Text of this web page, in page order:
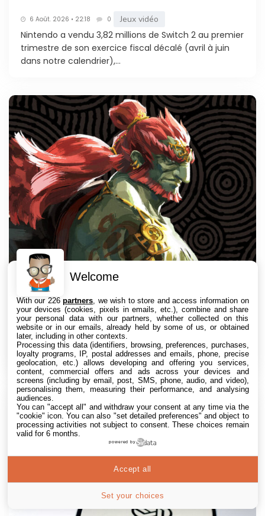
6 Août. 2026 • 22:18 0 Jeux vidéo
Nintendo a vendu 3,82 millions de Switch 2 au premier
trimestre de son exercice fiscal décalé (avril à juin
dans notre calendrier),...
Le film Zelda a trouvé son acteur pour
incarner Ganondorf
6 Août. 2026 • 20:38 1 Geekeries
L’acteur australien Uli Latukefu, révélé par la série
Young Rock, a été choisi pour incarner Ganondorf, le...
Welcome
With our 226partners , we wish to store and access information on
your devices (cookies, pixels in emails, etc.), combine and share
your personal data with our partners, whether collected on this
website or in our emails, already held by some of us, or obtained
later, including in other contexts.
Processing this data (identifiers, browsing, preferences, purchases,
loyalty programs, IP, postal addresses and emails, phone, precise
geolocation, etc.) allows developing and offering you services,
content, commercial offers and ads across your devices and
screens (including by email, post, SMS, phone, audio, and video),
personalising them, measuring their performance, and analysing
audiences.
You can "accept all" and withdraw your consent at any time via the
"cookie" icon. You can also "set detailed preferences" and object to
processing activities not subject to consent. These choices remain
valid for 6 months.
powered by
Set your choices
Accept all